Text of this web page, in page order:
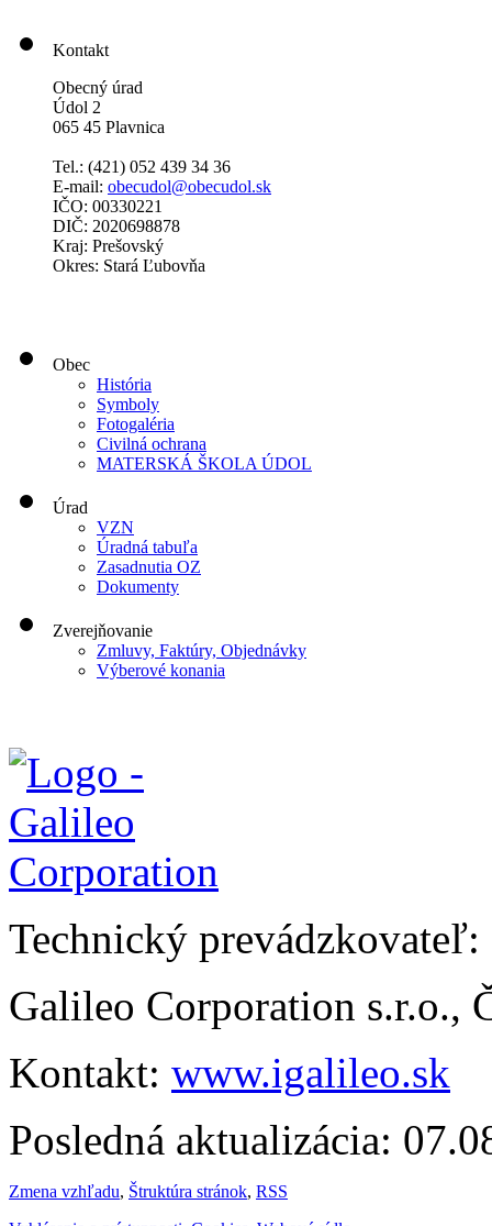
Kontakt
Obecný úrad
Údol 2
065 45 Plavnica
Tel.: (421) 052 439 34 36
E-mail: obecudol@obecudol.sk
IČO: 00330221
DIČ: 2020698878
Kraj: Prešovský
Okres: Stará Ľubovňa
Obec
História
Symboly
Fotogaléria
Civilná ochrana
MATERSKÁ ŠKOLA ÚDOL
Úrad
VZN
Úradná tabuľa
Zasadnutia OZ
Dokumenty
Zverejňovanie
Zmluvy, Faktúry, Objednávky
Výberové konania
Technický prevádzkovateľ:
Galileo Corporation s.r.o.,
Kontakt: www.igalileo.sk
Posledná aktualizácia:
Zmena vzhľadu, Štruktúra stránok, RSS